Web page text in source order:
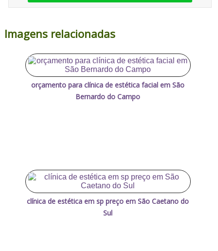
Imagens relacionadas
orçamento para clínica de estética facial em São
Bernardo do Campo
clínica de estética em sp preço em São Caetano do
Sul